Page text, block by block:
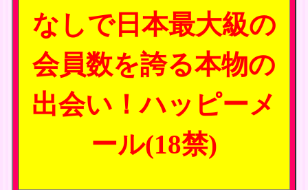
なしで日本最大級の
会員数を誇る本物の
出会い！ハッピーメ
ール(18禁)